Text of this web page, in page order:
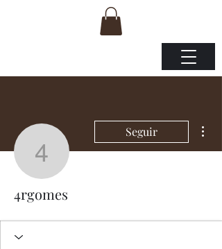
4rgomes
Seguir
4rgomes